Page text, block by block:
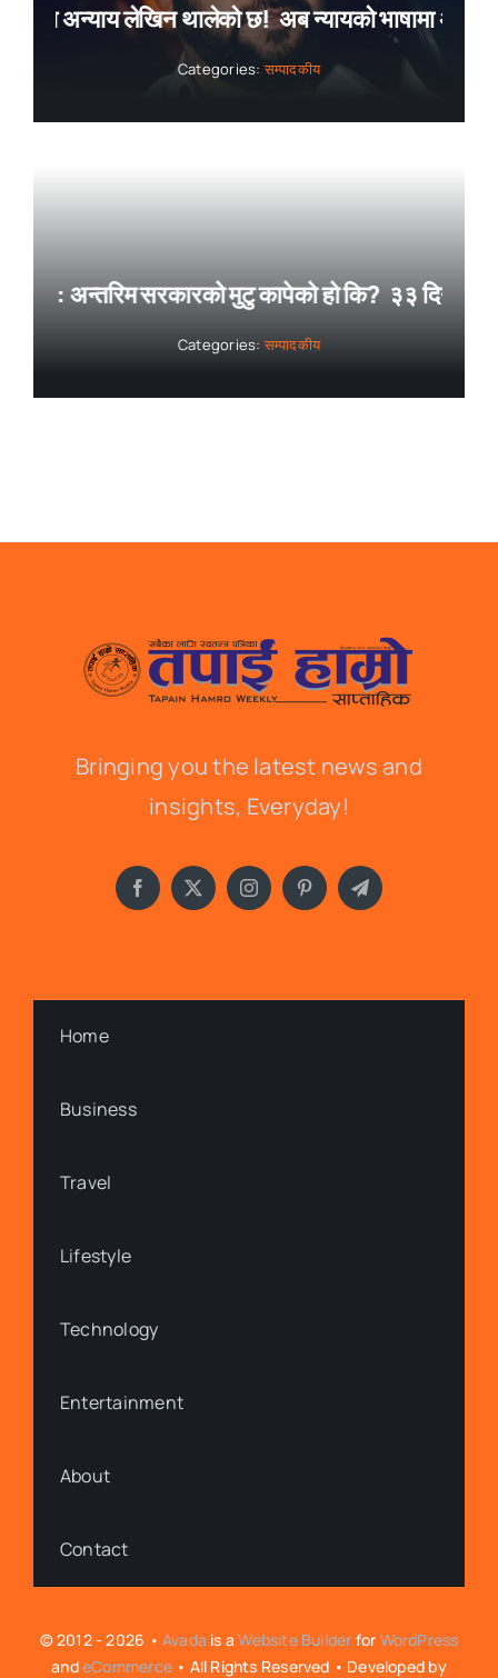
अन्याय लेखिन थालेको छ! अब न्यायको भाषामा
Categories:सम्पादकीय
: अन्तरिम सरकारको मुटु कापेको हो कि? ३३ दिनपछि
Categories:सम्पादकीय
Bringing you the latest news and
insights, Everyday!
Home
Business
Travel
Lifestyle
Technology
Entertainment
About
Contact
© 2012 - 2026 • Avada is aWebsite Builder for WordPress
andeCommerce• All Rights Reserved • Developed by